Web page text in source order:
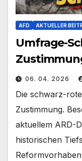
AFD AKTUELLER
Umfrage-
06. 04. 2026
Die schwarz-
Zustimmung.
aktuellem ARD-
historischen